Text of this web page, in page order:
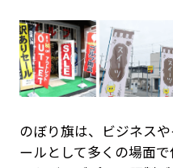
のぼり旗は、ビジネス
ールとして多くの場面